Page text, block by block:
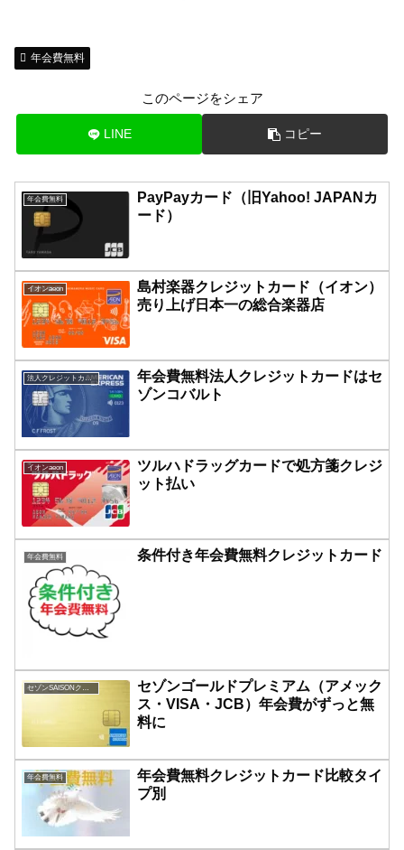
年会費無料
このページをシェア
LINE コピー
年会費無料
PayPayカード（旧Yahoo! JAPANカ
ード）
イオンaeon
島村楽器クレジットカード（イオン）
売り上げ日本一の総合楽器店
法人クレジットカード
年会費無料法人クレジットカードはセ
ゾンコバルト
イオンaeon
ツルハドラッグカードで処方箋クレジ
ット払い
年会費無料 条件付き年会費無料クレジットカード
セゾンSAISONクレジットカード
セゾンゴールドプレミアム（アメック
ス・VISA・JCB）年会費がずっと無
料に
年会費無料
年会費無料クレジットカード比較タイ
プ別